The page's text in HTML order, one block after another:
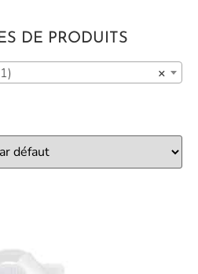
DE PRODUITS
×